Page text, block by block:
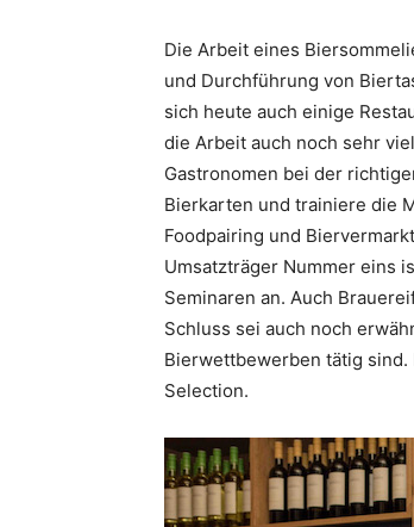
Die Arbeit eines
und Durchführung von
sich heute auch einige
die Arbeit auch noch sehr
Gastronomen bei der
Bierkarten und trainiere die
Foodpairing und
Umsatzträger Nummer eins
Seminaren an. Auch
Schluss sei auch noch
Bierwettbewerben tätig sind.
Selection.